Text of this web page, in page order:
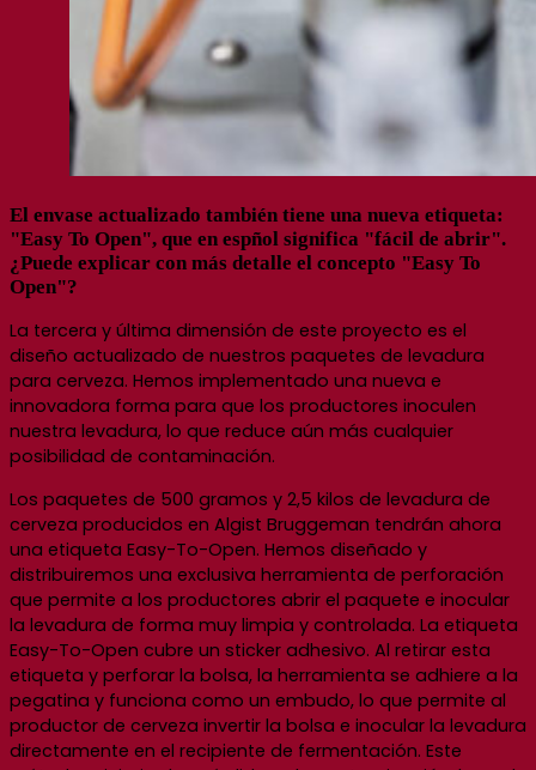
El envase actualizado también tiene una nueva etiqueta:
"Easy To Open", que en espñol significa "fácil de abrir".
¿Puede explicar con más detalle el concepto "Easy To
Open"?
La tercera y última dimensión de este proyecto es el
diseño actualizado de nuestros paquetes de levadura
para cerveza. Hemos implementado una nueva e
innovadora forma para que los productores inoculen
nuestra levadura, lo que reduce aún más cualquier
posibilidad de contaminación.
Los paquetes de 500 gramos y 2,5 kilos de levadura de
cerveza producidos en Algist Bruggeman tendrán ahora
una etiqueta Easy-To-Open. Hemos diseñado y
distribuiremos una exclusiva herramienta de perforación
que permite a los productores abrir el paquete e inocular
la levadura de forma muy limpia y controlada. La etiqueta
Easy-To-Open cubre un sticker adhesivo. Al retirar esta
etiqueta y perforar la bolsa, la herramienta se adhiere a la
pegatina y funciona como un embudo, lo que permite al
productor de cerveza invertir la bolsa e inocular la levadura
directamente en el recipiente de fermentación. Este